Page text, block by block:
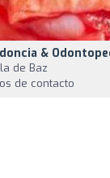
&
de Baz
de contacto